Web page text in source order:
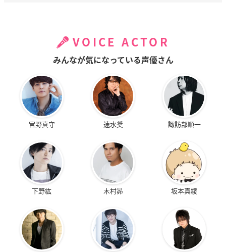
VOICE ACTOR
みんなが気になっている声優さん
宮野真守 速水奨 諏訪部順一
下野紘 木村昴 坂本真綾